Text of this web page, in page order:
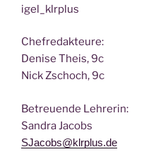
igel_klrplus
Chef­re­dak­teu­re:
Deni­se Theis, 9c
Nick Zscho­ch, 9c
Betreu­en­de Lehrerin:
San­dra Jacobs
SJacobs@klrplus.de